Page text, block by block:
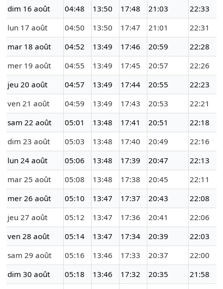
dim 16 août
04:48 13:50 17:48 21:03
22:33
lun 17 août
04:50 13:50 17:47 21:01
22:31
mar 18 août
04:52 13:49 17:46 20:59
22:28
mer 19 août
04:55 13:49 17:45 20:57
22:26
jeu 20 août
04:57 13:49 17:44 20:55
22:23
ven 21 août
04:59 13:49 17:43 20:53
22:21
sam 22 août
05:01 13:48 17:41 20:51
22:18
dim 23 août
05:03 13:48 17:40 20:49
22:16
lun 24 août
05:06 13:48 17:39 20:47
22:13
mar 25 août
05:08 13:48 17:38 20:45
22:11
mer 26 août
05:10 13:47 17:37 20:43
22:08
jeu 27 août
05:12 13:47 17:36 20:41
22:06
ven 28 août
05:14 13:47 17:34 20:39
22:03
sam 29 août
05:16 13:46 17:33 20:37
22:00
dim 30 août
05:18 13:46 17:32 20:35
21:58